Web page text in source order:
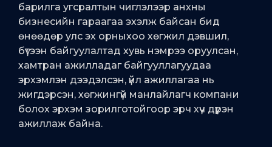
барилга угсралтын чиглэлээр анхны
бизнесийн гараагаа эхэлж байсан бид
өнөөдөр улс эх орныхоо хөгжил дэвшил,
бүтээн байгуулалтад хувь нэмрээ оруулсан,
хамтран ажилладаг байгууллагуудаа
эрхэмлэн дээдэлсэн, үйл ажиллагаа нь
жигдэрсэн, хөгжингүй манлайлагч компани
болох эрхэм зорилготойгоор эрч хүч дүүрэн
ажиллаж байна.